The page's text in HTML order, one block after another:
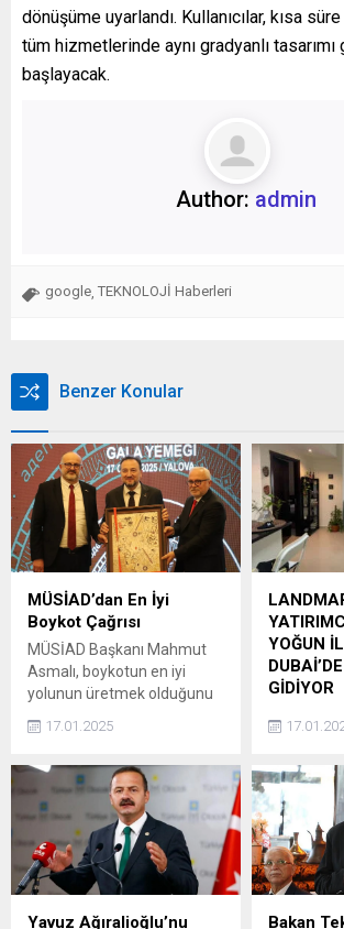
dönüşüme uyarlandı. Kullanıcılar, kısa
tüm hizmetlerinde aynı gradyanlı
başlayacak.
Author: admin
google TEKNOLOJİ Haberleri
Benzer Konular
MÜSİAD’dan En İyi
Boykot Çağrısı
MÜSİAD Başkanı Mahmut
Asmalı, boykotun en iyi
yolunun üretmek olduğunu
vurguladı.
17.01.2025
YOĞUN
GİDİYOR
Landmark
genel
kazandığı
taşıyarak
Şirketin
faaliyet
Yavuz Ağıralioğlu’nu Bakan